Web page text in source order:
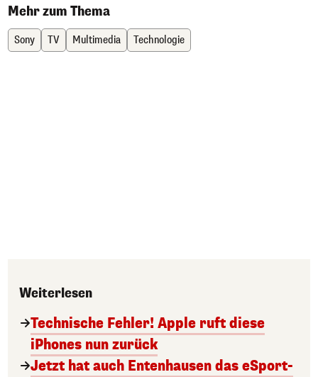
Mehr zum Thema
Sony TV Multimedia Technologie
Weiterlesen
Technische Fehler! Apple ruft diese
iPhones nun zurück
Jetzt hat auch Entenhausen das eSport-